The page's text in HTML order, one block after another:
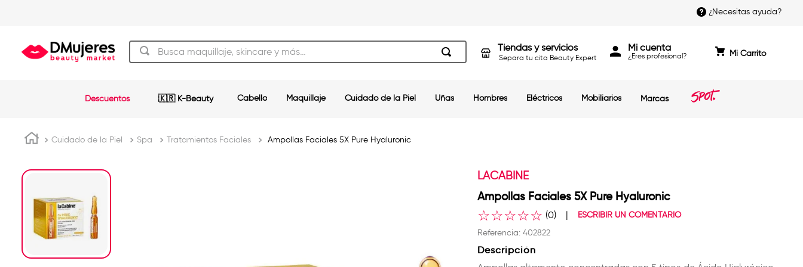
¿Necesitas ayuda?
Busca maquillaje, skincare y más… Tiendas y servicios
Separa tu cita Beauty Expert
Mi cuenta
Descuentos 🇰🇷 K-Beauty Cabello Maquillaje Cuidado de la Piel Uñas Hombres Eléctricos Mobiliarios Marcas
Cuidado de la Piel Spa Tratamientos Faciales Ampollas Faciales 5X Pure Hyaluronic
LACABINE
Ampollas Faciales 5X Pure Hyaluronic
☆☆☆☆☆ (0)
ESCRIBIR UN COMENTARIO
Referencia:402822
Descripción
4. shampoo
6. pestañas
7. uñas
brochas